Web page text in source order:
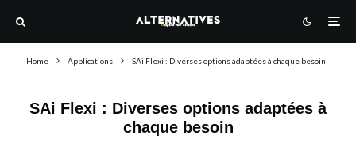
Home Applications SAi Flexi : Diverses options adaptées à chaque besoin
SAi Flexi : Diverses options adaptées à
chaque besoin